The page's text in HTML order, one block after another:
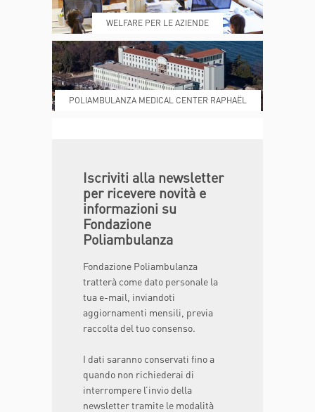
REFERTI REPARTI
DONA ORA MAGAZINE
WELFARE PER LE AZIENDE
POLIAMBULANZA MEDICAL CENTER RAPHAËL
Iscriviti alla newsletter
per ricevere novità e
informazioni su
Fondazione
Poliambulanza
Fondazione Poliambulanza
tratterà come dato personale la
tua e-mail, inviandoti
aggiornamenti mensili, previa
raccolta del tuo consenso.
I dati saranno conservati fino a
quando non richiederai di
interrompere l’invio della
newsletter tramite le modalità